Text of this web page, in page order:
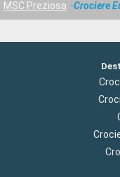
MSC Preziosa
Crociere